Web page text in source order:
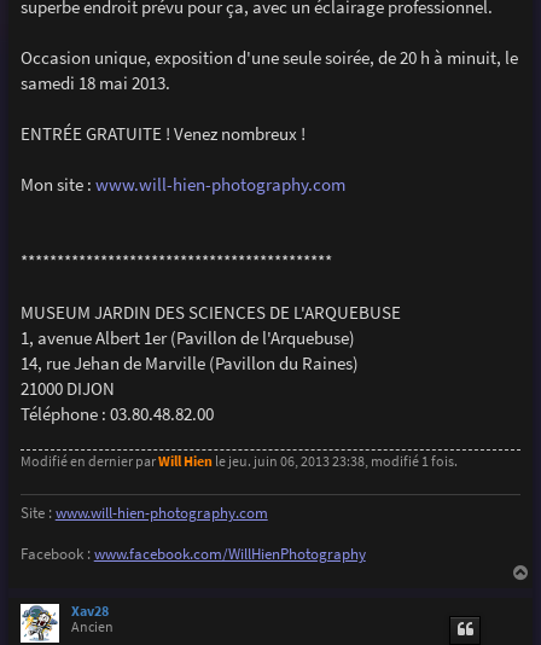
superbe endroit prévu pour ça, avec un éclairage professionnel.
Occasion unique, exposition d'une seule soirée, de 20 h à minuit, le
samedi 18 mai 2013.
ENTRÉE GRATUITE ! Venez nombreux !
Mon site : www.will-hien-photography.com
*******************************************
MUSEUM JARDIN DES SCIENCES DE L'ARQUEBUSE
1, avenue Albert 1er (Pavillon de l'Arquebuse)
14, rue Jehan de Marville (Pavillon du Raines)
21000 DIJON
Téléphone : 03.80.48.82.00
Modifié en dernier parWill Hienle jeu. juin 06, 2013 23:38, modifié 1 fois.
Site :www.will-hien-photography.com
Facebook :www.facebook.com/WillHienPhotography
Xav28
Ancien